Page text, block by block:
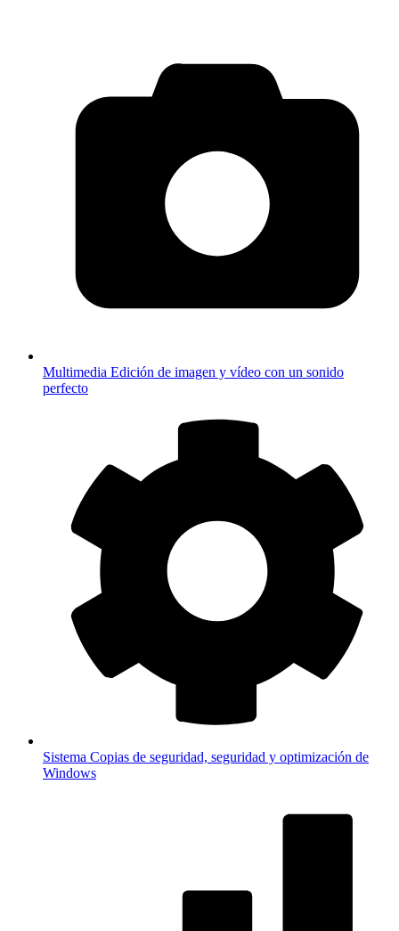
Multimedia Edición de imagen y vídeo con un sonido
perfecto
Sistema Copias de seguridad, seguridad y optimización de
Windows